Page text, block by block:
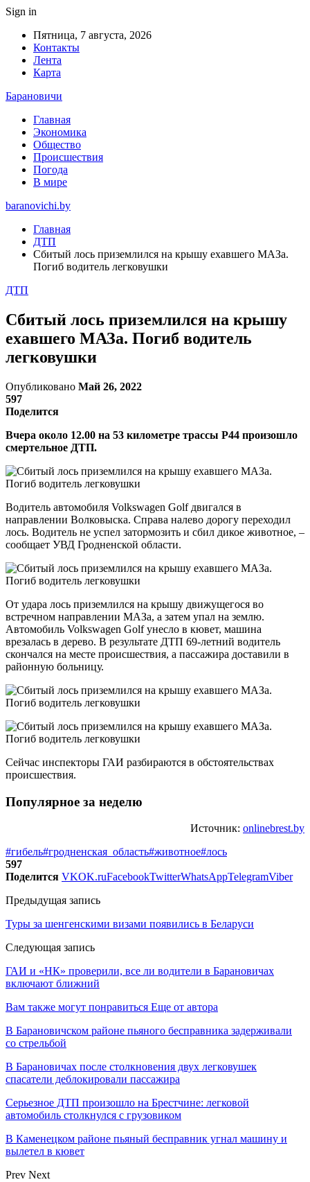
Sign in
Пятница, 7 августа, 2026
Контакты
Лента
Карта
Барановичи
Главная
Экономика
Общество
Происшествия
Погода
В мире
baranovichi.by
Главная
ДТП
Сбитый лось приземлился на крышу ехавшего МАЗа.
Погиб водитель легковушки
ДТП
Сбитый лось приземлился на крышу
ехавшего МАЗа. Погиб водитель
легковушки
Опубликовано Май 26, 2022
597
Поделится
Вчера около 12.00 на 53 километре трассы Р44 произошло
смертельное ДТП.
Водитель автомобиля Volkswagen Golf двигался в
направлении Волковыска. Справа налево дорогу переходил
лось. Водитель не успел затормозить и сбил дикое животное, –
сообщает УВД Гродненской области.
От удара лось приземлился на крышу движущегося во
встречном направлении МАЗа, а затем упал на землю.
Автомобиль Volkswagen Golf унесло в кювет, машина
врезалась в дерево. В результате ДТП 69-летний водитель
скончался на месте происшествия, а пассажира доставили в
районную больницу.
Сейчас инспекторы ГАИ разбираются в обстоятельствах
происшествия.
Популярное за неделю
Источник: onlinebrest.by
#гибель#гродненская_область#животное#лось
597
Поделится VKOK.ruFacebookTwitterWhatsAppTelegramViber
Предыдущая запись
Туры за шенгенскими визами появились в Беларуси
Следующая запись
ГАИ и «НК» проверили, все ли водители в Барановичах
включают ближний
Вам также могут понравиться Еще от автора
В Барановичском районе пьяного бесправника задерживали
со стрельбой
В Барановичах после столкновения двух легковушек
спасатели деблокировали пассажира
Серьезное ДТП произошло на Брестчине: легковой
автомобиль столкнулся с грузовиком
В Каменецком районе пьяный бесправник угнал машину и
вылетел в кювет
Prev Next